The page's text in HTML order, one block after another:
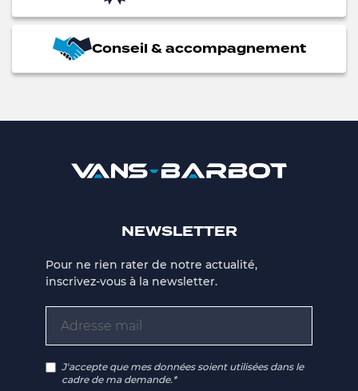
Conseil & accompagnement
NEWSLETTER
Pour ne rien rater de notre actualité,
inscrivez-vous à la newsletter.
J'accepte que mes données soient utilisées dans le
cadre de ma demande.*